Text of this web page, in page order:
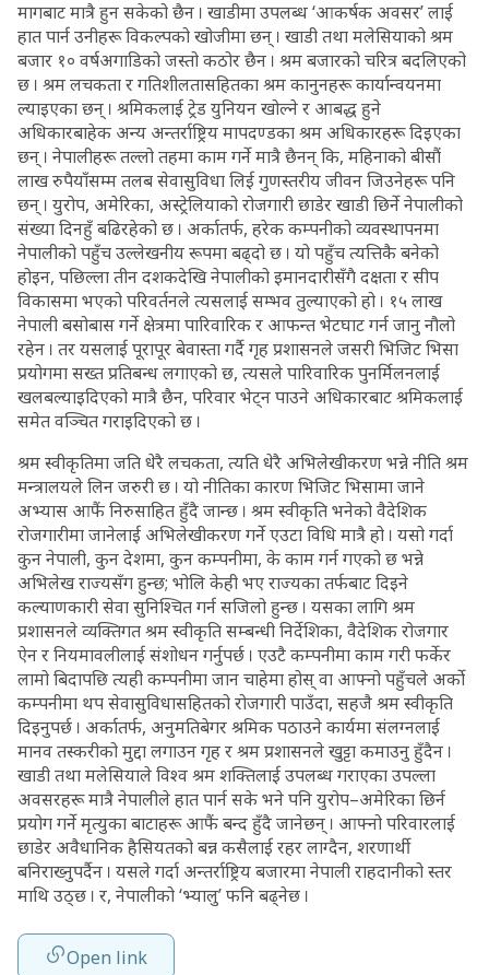
मागबाट मात्रै हुन सकेको छैन । खाडीमा उपलब्ध ‘आकर्षक अवसर’ लाई
हात पार्न उनीहरू विकल्पको खोजीमा छन् । खाडी तथा मलेसियाको श्रम
बजार १० वर्षअगाडिको जस्तो कठोर छैन । श्रम बजारको चरित्र बदलिएको
छ । श्रम लचकता र गतिशीलतासहितका श्रम कानुनहरू कार्यान्वयनमा
ल्याइएका छन् । श्रमिकलाई ट्रेड युनियन खोल्ने र आबद्ध हुने
अधिकारबाहेक अन्य अन्तर्राष्ट्रिय मापदण्डका श्रम अधिकारहरू दिइएका
छन् । नेपालीहरू तल्लो तहमा काम गर्ने मात्रै छैनन् कि, महिनाको बीसौं
लाख रुपैयाँसम्म तलब सेवासुविधा लिई गुणस्तरीय जीवन जिउनेहरू पनि
छन् । युरोप, अमेरिका, अस्ट्रेलियाको रोजगारी छाडेर खाडी छिर्ने नेपालीको
संख्या दिनहुँ बढिरहेको छ । अर्कातर्फ, हरेक कम्पनीको व्यवस्थापनमा
नेपालीको पहुँच उल्लेखनीय रूपमा बढ्दो छ । यो पहुँच त्यत्तिकै बनेको
होइन, पछिल्ला तीन दशकदेखि नेपालीको इमानदारीसँगै दक्षता र सीप
विकासमा भएको परिवर्तनले त्यसलाई सम्भव तुल्याएको हो । १५ लाख
नेपाली बसोबास गर्ने क्षेत्रमा पारिवारिक र आफन्त भेटघाट गर्न जानु नौलो
रहेन । तर यसलाई पूरापूर बेवास्ता गर्दै गृह प्रशासनले जसरी भिजिट भिसा
प्रयोगमा सख्त प्रतिबन्ध लगाएको छ, त्यसले पारिवारिक पुनर्मिलनलाई
खलबल्याइदिएको मात्रै छैन, परिवार भेट्न पाउने अधिकारबाट श्रमिकलाई
समेत वञ्चित गराइदिएको छ ।
श्रम स्वीकृतिमा जति धेरै लचकता, त्यति धेरै अभिलेखीकरण भन्ने नीति श्रम
मन्त्रालयले लिन जरुरी छ । यो नीतिका कारण भिजिट भिसामा जाने
अभ्यास आफैं निरुसाहित हुँदै जान्छ । श्रम स्वीकृति भनेको वैदेशिक
रोजगारीमा जानेलाई अभिलेखीकरण गर्ने एउटा विधि मात्रै हो । यसो गर्दा
कुन नेपाली, कुन देशमा, कुन कम्पनीमा, के काम गर्न गएको छ भन्ने
अभिलेख राज्यसँग हुन्छ; भोलि केही भए राज्यका तर्फबाट दिइने
कल्याणकारी सेवा सुनिश्चित गर्न सजिलो हुन्छ । यसका लागि श्रम
प्रशासनले व्यक्तिगत श्रम स्वीकृति सम्बन्धी निर्देशिका, वैदेशिक रोजगार
ऐन र नियमावलीलाई संशोधन गर्नुपर्छ । एउटै कम्पनीमा काम गरी फर्केर
लामो बिदापछि त्यही कम्पनीमा जान चाहेमा होस् वा आफ्नो पहुँचले अर्को
कम्पनीमा थप सेवासुविधासहितको रोजगारी पाउँदा, सहजै श्रम स्वीकृति
दिइनुपर्छ । अर्कातर्फ, अनुमतिबेगर श्रमिक पठाउने कार्यमा संलग्नलाई
मानव तस्करीको मुद्दा लगाउन गृह र श्रम प्रशासनले खुट्टा कमाउनु हुँदैन ।
खाडी तथा मलेसियाले विश्व श्रम शक्तिलाई उपलब्ध गराएका उपल्ला
अवसरहरू मात्रै नेपालीले हात पार्न सके भने पनि युरोप–अमेरिका छिर्न
प्रयोग गर्ने मृत्युका बाटाहरू आफैं बन्द हुँदै जानेछन् । आफ्नो परिवारलाई
छाडेर अवैधानिक हैसियतको बन्न कसैलाई रहर लाग्दैन, शरणार्थी
बनिराख्नुपर्दैन । यसले गर्दा अन्तर्राष्ट्रिय बजारमा नेपाली राहदानीको स्तर
माथि उठ्छ । र, नेपालीको ‘भ्यालु’ फनि बढ्नेछ ।
Open link